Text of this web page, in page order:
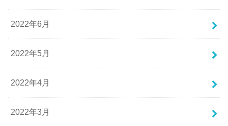
2022年6月
2022年5月
2022年4月
2022年3月